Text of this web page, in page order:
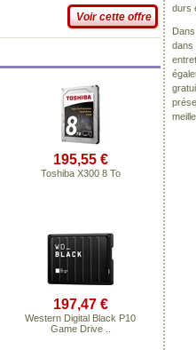
Voir cette offre
195,55 €
Toshiba X300 8 To
197,47 €
Western Digital Black P10
Game Drive ..
durs
dans